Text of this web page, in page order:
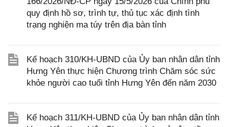
quy định hồ sơ, trình tự, thủ tục xác định tình
trạng nghiện ma túy trên địa bàn tỉnh
Kế hoạch 310/KH-UBND của Ủy ban nhân dân tỉnh
Hưng Yên thực hiện Chương trình Chăm sóc sức
khỏe người cao tuổi tỉnh Hưng Yên đến năm 2030
Kế hoạch 311/KH-UBND của Ủy ban nhân dân tỉnh